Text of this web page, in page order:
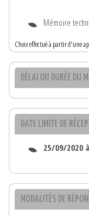
Mémoire
Choix effectué à partir d'une
DÉLAI OU DURÉE DU
DATE LIMITE DE
25/09/2020
MODALITÉS DE